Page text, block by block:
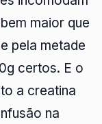
maior que
pela metade
certos. E o
a creatina
na